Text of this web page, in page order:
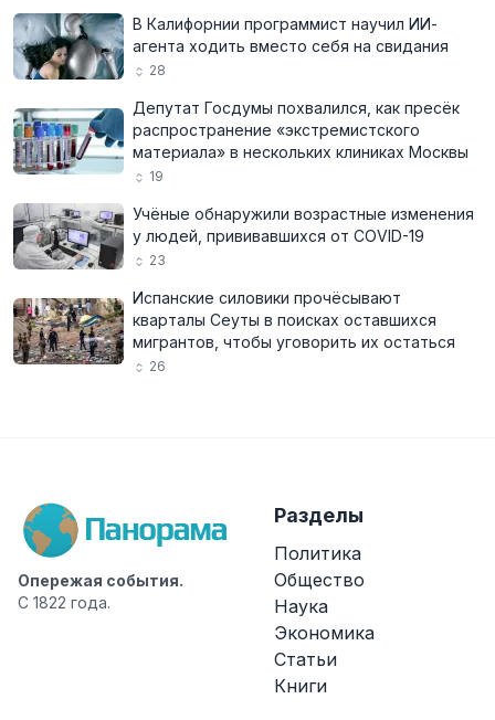
В Калифорнии программист научил ИИ-
агента ходить вместо себя на свидания
28
Депутат Госдумы похвалился, как пресёк
распространение «экстремистского
материала» в нескольких клиниках Москвы
19
Учёные обнаружили возрастные изменения
у людей, прививавшихся от COVID-19
23
Испанские силовики прочёсывают
кварталы Сеуты в поисках оставшихся
мигрантов, чтобы уговорить их остаться
26
Опережая события.
С 1822 года.
Разделы
Политика
Общество
Наука
Экономика
Статьи
Книги